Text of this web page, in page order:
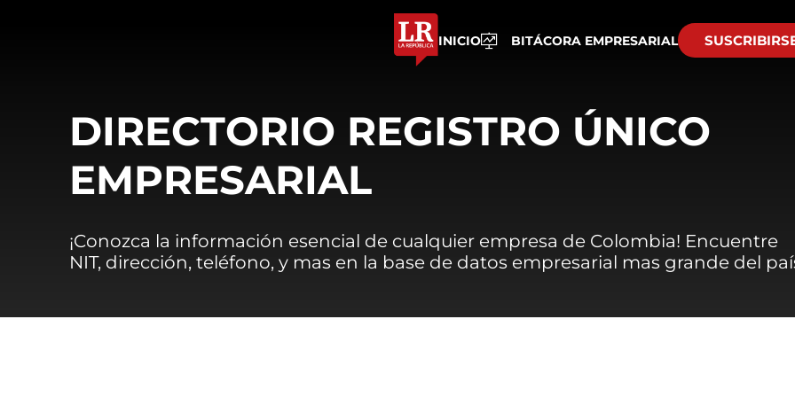
INICIO BITÁCORA EMPRESARIAL
DIRECTORIO REGISTRO ÚNICO
EMPRESARIAL
¡Conozca la información esencial de cualquier empresa de Colombia! Encuentre
NIT, dirección, teléfono, y mas en la base de datos empresarial mas grande del